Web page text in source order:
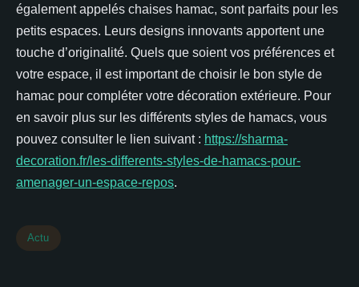
également appelés chaises hamac, sont parfaits pour les
petits espaces. Leurs designs innovants apportent une
touche d’originalité. Quels que soient vos préférences et
votre espace, il est important de choisir le bon style de
hamac pour compléter votre décoration extérieure. Pour
en savoir plus sur les différents styles de hamacs, vous
pouvez consulter le lien suivant : https://sharma-
decoration.fr/les-differents-styles-de-hamacs-pour-
amenager-un-espace-repos.
Actu